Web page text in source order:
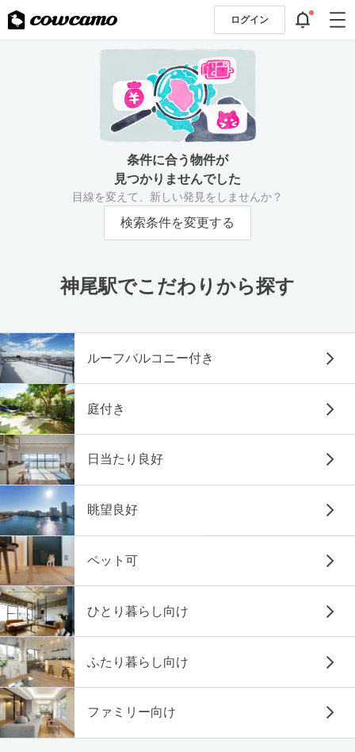
ログイン
条件に合う物件が
見つかりませんでした
目線を変えて、新しい発見をしませんか？
検索条件を変更する
神尾駅でこだわりから探す
ルーフバルコニー付き
庭付き
日当たり良好
眺望良好
ペット可
ひとり暮らし向け
ふたり暮らし向け
ファミリー向け